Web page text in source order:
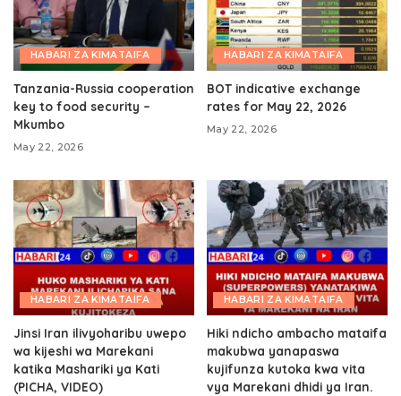
HABARI ZA KIMATAIFA
Tanzania-Russia cooperation
key to food security –
Mkumbo
May 22, 2026
HABARI ZA KIMATAIFA
BOT indicative exchange
rates for May 22, 2026
May 22, 2026
HABARI ZA KIMATAIFA
Jinsi Iran ilivyoharibu uwepo
wa kijeshi wa Marekani
katika Mashariki ya Kati
(PICHA, VIDEO)
HABARI ZA KIMATAIFA
Hiki ndicho ambacho mataifa
makubwa yanapaswa
kujifunza kutoka kwa vita
vya Marekani dhidi ya Iran.